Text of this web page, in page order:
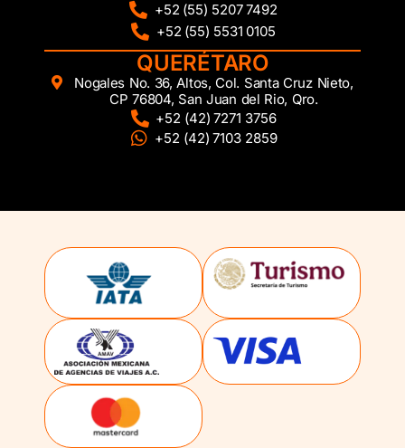
+52 (55) 5207 7492
+52 (55) 5531 0105
QUERÉTARO
Nogales No. 36, Altos, Col. Santa Cruz Nieto,
CP 76804, San Juan del Rio, Qro.
+52 (42) 7271 3756
+52 (42) 7103 2859